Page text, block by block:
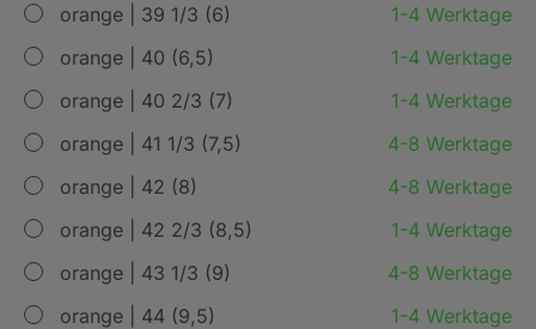
orange | 39 1/3 (6)
1-4 Werktage
orange | 40 (6,5)
1-4 Werktage
orange | 40 2/3 (7)
1-4 Werktage
orange | 41 1/3 (7,5)
4-8 Werktage
orange | 42 (8)
4-8 Werktage
orange | 42 2/3 (8,5)
1-4 Werktage
orange | 43 1/3 (9)
4-8 Werktage
orange | 44 (9,5)
1-4 Werktage